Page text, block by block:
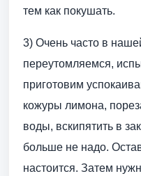
тем как покушать.
3) Очень часто в
переутомляемся,
приготовим
кожуры лимона,
воды, вскипятить в
больше не надо.
настоится. Затем